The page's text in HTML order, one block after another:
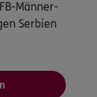
Männer-
Serbien